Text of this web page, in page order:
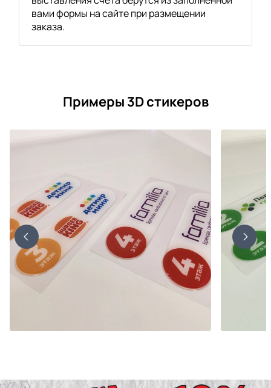
вами формы на сайте при размещении
заказа.
Примеры 3D стикеров